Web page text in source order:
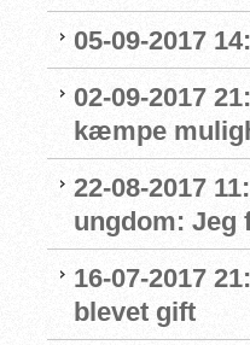
05-09-2017
02-09-2017
kæmpe
22-08-2017
ungdom:
16-07-2017
blevet gift